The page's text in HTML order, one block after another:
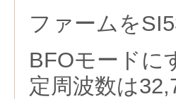
ファームを
BFOモードに
定周波数は